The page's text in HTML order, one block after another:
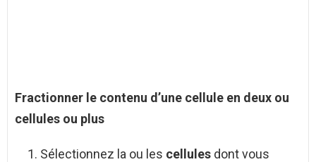
Fractionner le contenu d’une cellule en deux ou
cellules ou plus
Sélectionnez la ou les cellules dont vous